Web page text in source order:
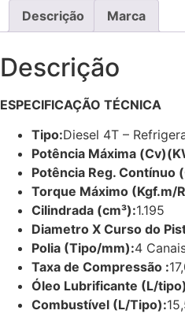
Descrição Marca
Descrição
ESPECIFICAÇÃO TÉCNICA
Tipo:Diesel 4T –
Potência Máxima
Potência Reg. Contínuo
Torque Máximo (Kgf.m/
Cilindrada (cm³):1.195
Diametro X Curso do
Polia (Tipo/mm):4
Taxa de Compressão :
Óleo Lubrificante (L/
Combustível (L/Tipo):